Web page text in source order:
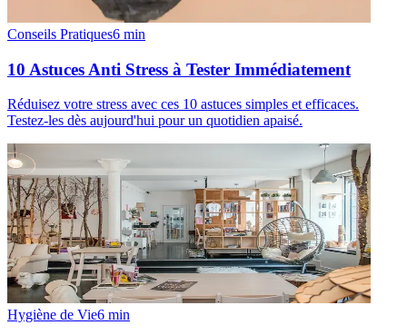
Conseils Pratiques6 min
10 Astuces Anti Stress à Tester Immédiatement
Réduisez votre stress avec ces 10 astuces simples et efficaces.
Testez-les dès aujourd'hui pour un quotidien apaisé.
Hygiène de Vie6 min